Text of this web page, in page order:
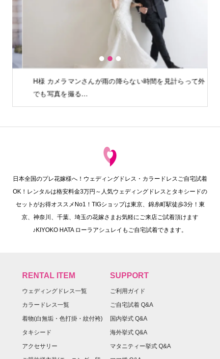
H様 カメラマンさんが雨の降らない時間を見計らって外
でも写真を撮る…
1 2 3
日本全国のプレ花嫁様へ！ウェディングドレス・カラードレスご自宅試着
OK！レンタルは格安料金3万円～人気ウェディングドレスとタキシードの
セットがお得オススメNo1！TIGショップは東京、錦糸町駅徒歩3分！東
京、神奈川、千葉、埼玉の花嫁さまお気軽にご来店ご試着頂けます
♪KIYOKO HATA ローラアシュレイもご自宅試着できます。
RENTAL ITEM
ウェディングドレス一覧
カラードレス一覧
着物(白無垢・色打掛・紋付袴)
タキシード
アクセサリー
SUPPORT
ご利用ガイド
ご自宅試着 Q&A
国内挙式 Q&A
海外挙式 Q&A
マタニティー挙式 Q&A